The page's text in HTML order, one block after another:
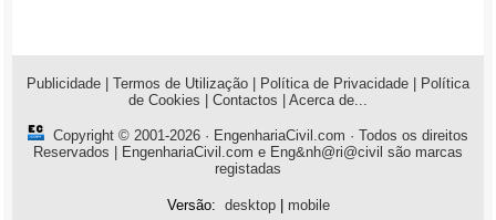
Publicidade Termos de Utilização Política de Privacidade
Política
de Cookies
Contactos Acerca de...
Copyright © 2001-2026 · EngenhariaCivil.com · Todos os direitos
Reservados | EngenhariaCivil.com e Eng&nh@ri@civil são marcas
registadas
Versão: desktop| mobile